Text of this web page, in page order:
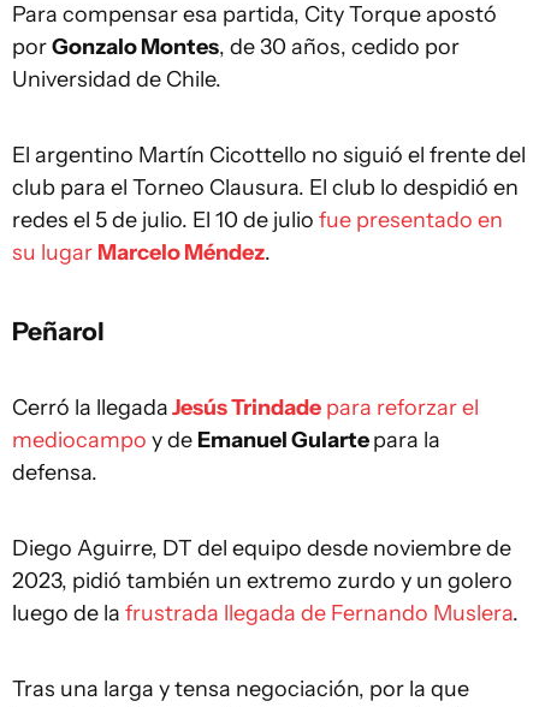
Para compensar esa partida, City Torque apostó
porGonzalo Montes, de 30 años, cedido por
Universidad de Chile.
El argentino Martín Cicottello no siguió el frente del
club para el Torneo Clausura. El club lo despidió en
redes el 5 de julio. El 10 de julio fue presentado en
su lugar Marcelo Méndez.
Peñarol
Cerró la llegadaJesús Trindade para reforzar el
mediocampo y de Emanuel Gulartepara la
defensa.
Diego Aguirre, DT del equipo desde noviembre de
2023, pidió también un extremo zurdo y un golero
luego de la frustrada llegada de Fernando Muslera.
Tras una larga y tensa negociación, por la que